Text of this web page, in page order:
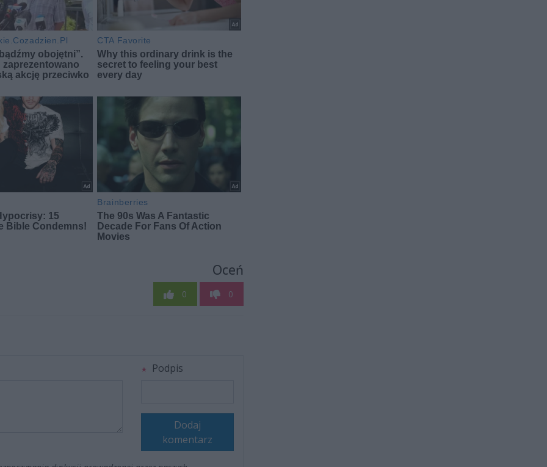
Oceń
0 0
Podpis
Dodaj
komentarz